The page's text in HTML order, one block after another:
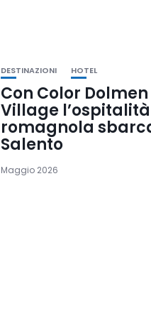
DESTINAZIONI HOTEL
Con Color Dolmen
Village l’ospitalità
romagnola
Salento
Maggio 2026